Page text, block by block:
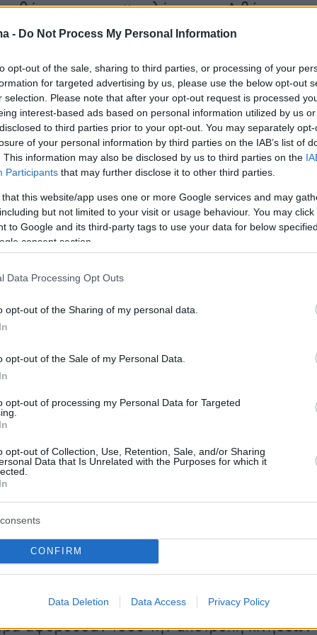
- Do Not Process My Personal Information
opt-out of the sale, sharing to third parties, or processing of your
for targeted advertising by us, please use the below opt-out
selection. Please note that after your opt-out request is processed
interest-based ads based on personal information utilized by us
to third parties prior to your opt-out. You may separately
of your personal information by third parties on the IAB’s list of
This information may also be disclosed by us to third parties on the
Participants that may further disclose it to other third parties.
that this website/app uses one or more Google services and may
but not limited to your visit or usage behaviour. You may
to Google and its third-party tags to use your data for below
consent section.
Data Processing Opt Outs
opt-out of the Sharing of my personal data.
opt-out of the Sale of my Personal Data.
opt-out of processing my Personal Data for Targeted
opt-out of Collection, Use, Retention, Sale, and/or Sharing
Data that Is Unrelated with the Purposes for which it
CONFIRM
Data Deletion Data Access Privacy Policy
και να ωφελήσουν τη Λιβύη, και
τι θα σήμαιναν αρνητικές
, που συζητήθηκε στη συνάντηση με
υπήρξε διάθεση συνεργασίας. Ωστόσο,
εμπόδια, όπως η έλλειψη μέσων και
και οι δυσκολίες στην αντιμετώπιση των
και στη φύλαξη των συνόρων με
από την επιτήρηση των θαλάσσιων
από τα χωρικά ύδατα της Λιβύης.
επίσκεψη που θα πραγματοποιηθεί την
και Βεγγάζη, ο Επίτροπος
με τους υπουργούς Μετανάστευσης της
Ιταλίας και της Μάλτας, θα παρουσιάσουν
πλαίσιο για την παροχή τεχνογνωσίας και
την αντιμετώπιση του προβλήματος, το οποίο
μεγάλες διαστάσεις.
. Οι άξονες στους οποίους κινήθηκε η
αφορούσαν τόσο την αποτροπή κινήσεων